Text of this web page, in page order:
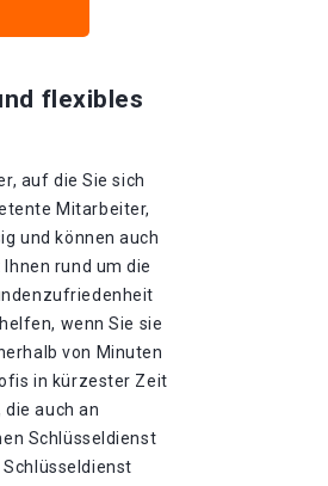
flexibles
auf die Sie sich
Mitarbeiter,
und können auch
rund um die
wenn Sie sie
von Minuten
in kürzester Zeit
auch an
Schlüsseldienst